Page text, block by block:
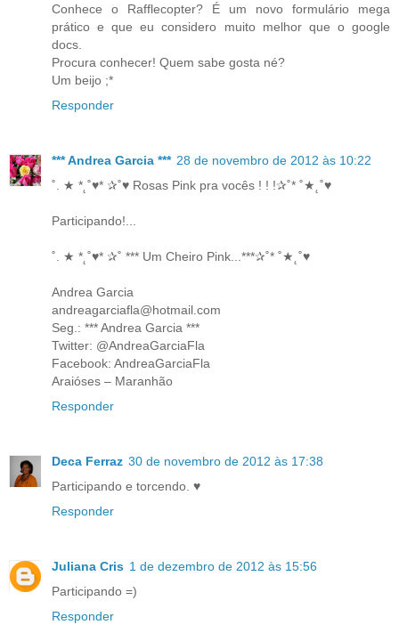
Conhece o Rafflecopter? É um novo formulário mega
prático e que eu considero muito melhor que o google
docs.
Procura conhecer! Quem sabe gosta né?
Um beijo ;*
Responder
*** Andrea Garcia *** 28 de novembro de 2012 às 10:22
˚. ★ *˛˚♥* ✰˚♥ Rosas Pink pra vocês ! ! !✰˚* ˚★˛˚♥
Participando!...
˚. ★ *˛˚♥* ✰˚ *** Um Cheiro Pink...***✰˚* ˚★˛˚♥
Andrea Garcia
andreagarciafla@hotmail.com
Seg.: *** Andrea Garcia ***
Twitter: @AndreaGarciaFla
Facebook: AndreaGarciaFla
Araióses – Maranhão
Responder
Deca Ferraz 30 de novembro de 2012 às 17:38
Participando e torcendo. ♥
Responder
Juliana Cris 1 de dezembro de 2012 às 15:56
Participando =)
Responder